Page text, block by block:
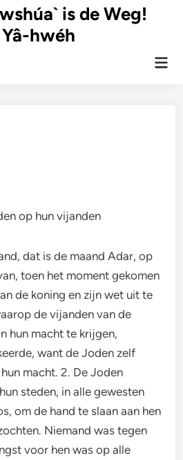
is de Weg!
hwéh
op hun vijanden
dat is de maand Adar, op
toen het moment gekomen
de koning en zijn wet uit te
de vijanden van de
hun macht te krijgen,
want de Joden zelf
macht. 2. De Joden
steden, in alle gewesten
om de hand te slaan aan hen
Niemand was tegen
voor hen was op alle